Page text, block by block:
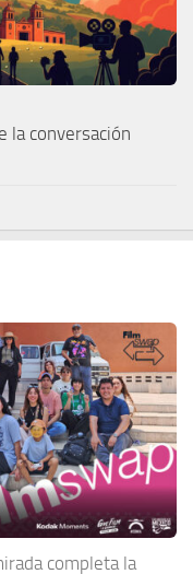
la conversación
completa la